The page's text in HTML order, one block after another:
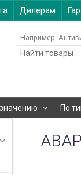
Дилерам
Например:
По